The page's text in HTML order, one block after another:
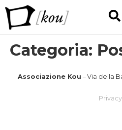
Categoria:
Associazione Kou – Via della
Privacy